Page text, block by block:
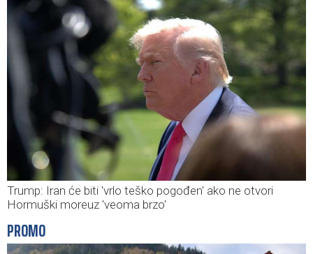
Trump: Iran će biti 'vrlo teško pogođen' ako ne otvori
Hormuški moreuz 'veoma brzo'
PROMO